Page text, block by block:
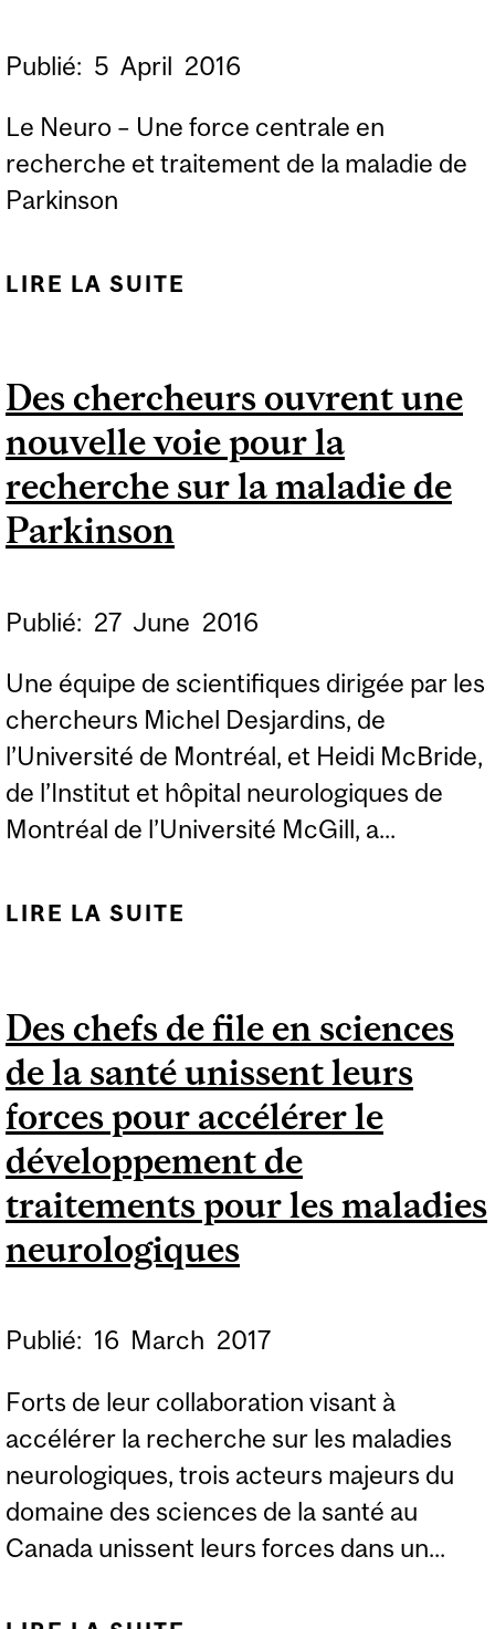
Publié: 5 April 2016
Le Neuro – Une force centrale en
recherche et traitement de la maladie de
Parkinson
LIRE LA SUITE
TRAITEMENT DE LA
MALADIE DE
PARKINSON
Des chercheurs ouvrent une
nouvelle voie pour la
recherche sur la maladie de
Parkinson
Publié: 27 June 2016
Une équipe de scientifiques dirigée par les
chercheurs Michel Desjardins, de
l’Université de Montréal, et Heidi McBride,
de l’Institut et hôpital neurologiques de
Montréal de l’Université McGill, a...
LIRE LA SUITE
LA RECHERCHE SUR LA
MALADIE DE
PARKINSON
Des chefs de file en sciences
de la santé unissent leurs
forces pour accélérer le
développement de
traitements pour les maladies
neurologiques
Publié: 16 March 2017
Forts de leur collaboration visant à
accélérer la recherche sur les maladies
neurologiques, trois acteurs majeurs du
domaine des sciences de la santé au
Canada unissent leurs forces dans un...